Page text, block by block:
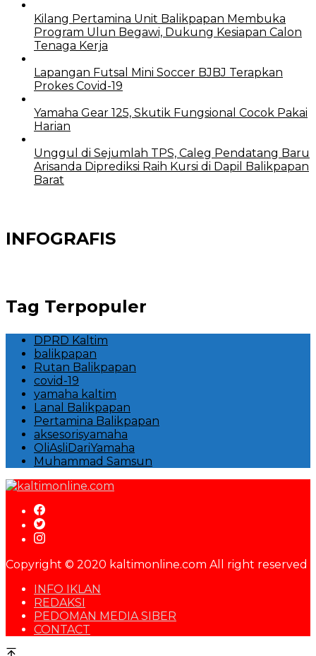
Kilang Pertamina Unit Balikpapan Membuka
Program Ulun Begawi, Dukung Kesiapan Calon
Tenaga Kerja
Lapangan Futsal Mini Soccer BJBJ Terapkan
Prokes Covid-19
Yamaha Gear 125, Skutik Fungsional Cocok Pakai
Harian
Unggul di Sejumlah TPS, Caleg Pendatang Baru
Arisanda Diprediksi Raih Kursi di Dapil Balikpapan
Barat
INFOGRAFIS
Tag Terpopuler
DPRD Kaltim
balikpapan
Rutan Balikpapan
covid-19
yamaha kaltim
Lanal Balikpapan
Pertamina Balikpapan
aksesorisyamaha
OliAsliDariYamaha
Muhammad Samsun
Copyright © 2020 kaltimonline.com All right reserved
INFO IKLAN
REDAKSI
PEDOMAN MEDIA SIBER
CONTACT